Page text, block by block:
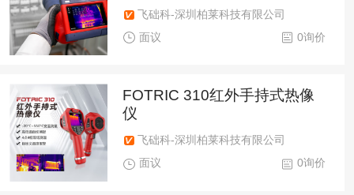
飞础科-深圳柏莱科技有限公司
0询价
面议
FOTRIC 310红外手持式热像
仪
飞础科-深圳柏莱科技有限公司
0询价
面议